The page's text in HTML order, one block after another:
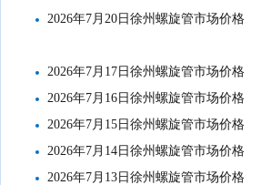
2026年7月20日徐州螺旋管市场价格
2026年7月17日徐州螺旋管市场价格
2026年7月16日徐州螺旋管市场价格
2026年7月15日徐州螺旋管市场价格
2026年7月14日徐州螺旋管市场价格
2026年7月13日徐州螺旋管市场价格